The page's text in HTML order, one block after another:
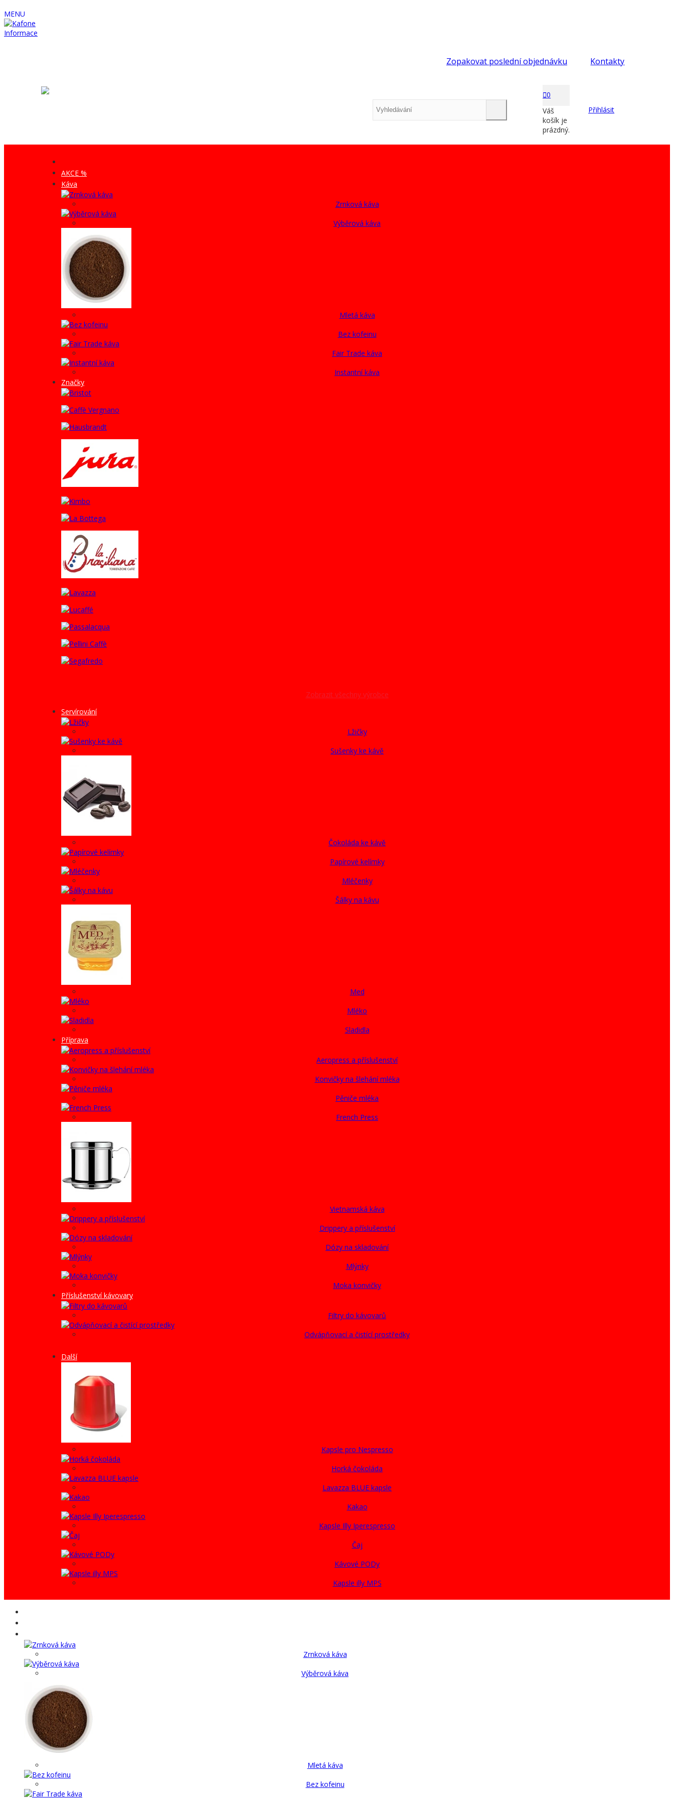
MENU
Informace
Zopakovat poslední objednávku Kontakty
0
Váš
košík je
prázdný.
Přihlásit
AKCE %
Káva
Zrnková káva
Výběrová káva
Mletá káva
Bez kofeinu
Fair Trade káva
Instantní káva
Značky
Zobrazit všechny výrobce
Servírování
Lžičky
Sušenky ke kávě
Čokoláda ke kávě
Papírové kelímky
Mléčenky
Šálky na kávu
Med
Mléko
Sladidla
Příprava
Aeropress a příslušenství
Konvičky na šlehání mléka
Pěniče mléka
French Press
Vietnamská káva
Drippery a příslušenství
Dózy na skladování
Mlýnky
Moka konvičky
Příslušenství kávovary
Filtry do kávovarů
Odvápňovací a čistící prostředky
Další
Kapsle pro Nespresso
Horká čokoláda
Lavazza BLUE kapsle
Kakao
Kapsle Illy Iperespresso
Čaj
Kávové PODy
Kapsle illy MPS
Zrnková káva
Výběrová káva
Mletá káva
Bez kofeinu